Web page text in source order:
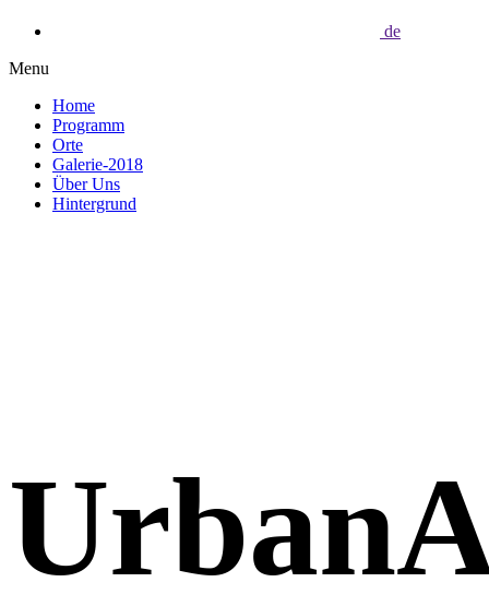
de
Menu
Home
Programm
Orte
Galerie-2018
Über Uns
Hintergrund